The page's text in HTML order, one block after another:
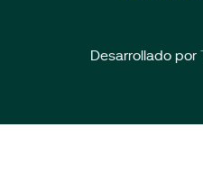
Desarrollado por